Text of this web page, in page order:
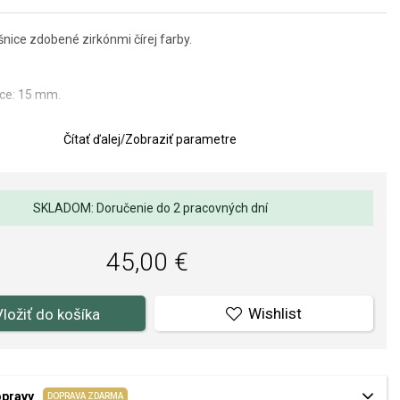
zdobené zirkónmi čírej farby.
15 mm.
a spracovania je pre nás prvoradá. Povrchová úprava a osadenie
Čítať ďalej/Zobraziť parametre
SKLADOM: Doručenie do 2 pracovných dní
45,00 €
do košíka Wishlist
DOPRAVA ZDARMA